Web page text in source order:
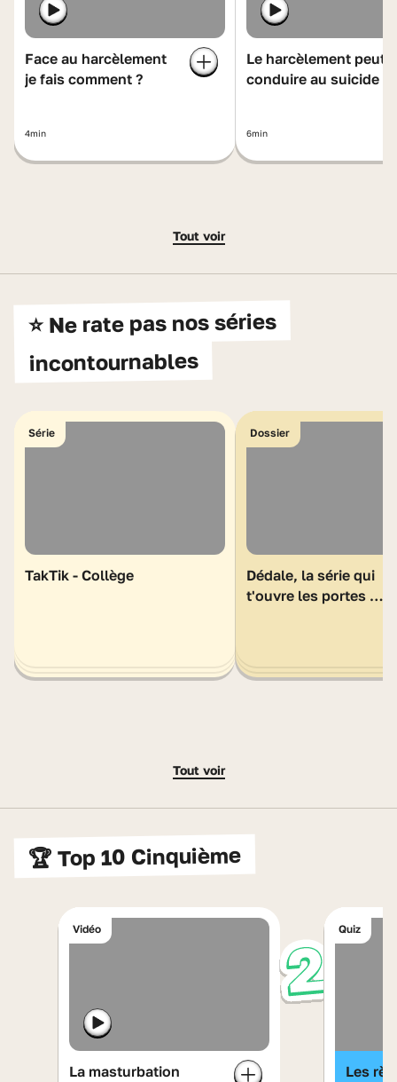
Face au harcèlement
je fais comment ?
4min
Le harcèlement peut
conduire au suicide
6min
Tout voir
⭐ Ne rate pas nos séries
incontournables
Série
TakTik - Collège
Dossier
Dédale, la série qui
t'ouvre les portes de
Tout voir
🏆 Top 10 Cinquième
Numéro 1
Vidéo
La masturbation
Numéro
Quiz
Les